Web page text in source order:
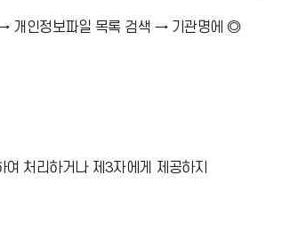
개인정보파일 목록 검색 → 기관명에 ◎
처리하거나 제3자에게 제공하지